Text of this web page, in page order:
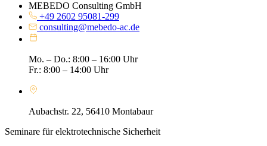
MEBEDO Consulting GmbH
+49 2602 95081-299
consulting@mebedo-ac.de
Mo. – Do.: 8:00 – 16:00 Uhr
Fr.: 8:00 – 14:00 Uhr
Aubachstr. 22, 56410 Montabaur
Seminare für elektrotechnische Sicherheit